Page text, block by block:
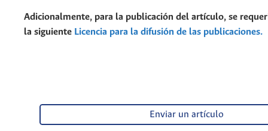
Adicionalmente, para la publicación del artículo, se
la siguiente Licencia para la difusión de las publicaciones.
Enviar un artículo